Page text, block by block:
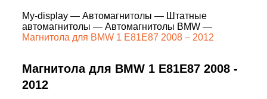
My-display — Автомагнитолы — Штатные
автомагнитолы — Автомагнитолы BMW —
Магнитола для BMW 1 E81E87 2008 – 2012
Магнитола для BMW 1 E81E87 2008 -
2012